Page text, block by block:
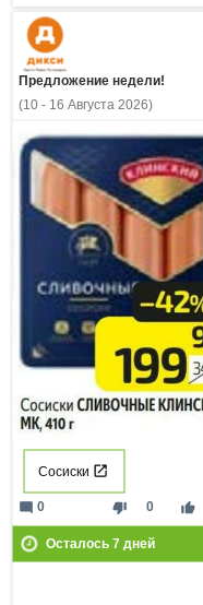
Предложение недели!
(10 - 16 Августа 2026)
Сосиски
thumb_down 0 thumb_up
mode_comment 0
Осталось 7дней